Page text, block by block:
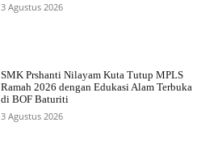
3 Agustus 2026
SMK Prshanti Nilayam Kuta Tutup MPLS
Ramah 2026 dengan Edukasi Alam Terbuka
di BOF Baturiti
3 Agustus 2026